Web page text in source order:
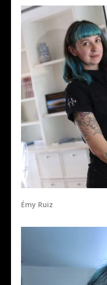
Émy Ruiz